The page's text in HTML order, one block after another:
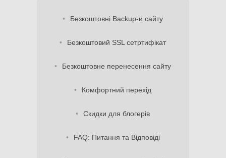
Безкоштовні Backup-и сайту
Безкоштовий SSL сетртифікат
Безкоштовне перенесення сайту
Комфортний перехід
Скидки для блогерів
FAQ: Питання та Відповіді